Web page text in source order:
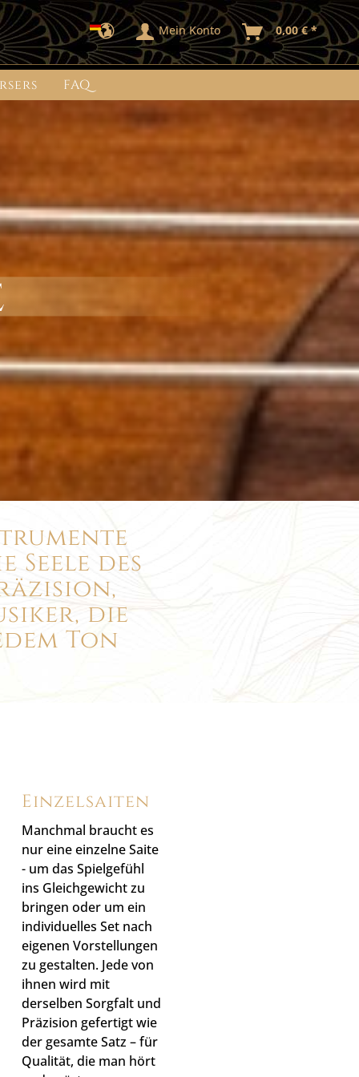
Mein Konto 0,00 € *
FAQ
des
die
Ton
Einzelsaiten
Manchmal braucht es
nur eine einzelne Saite
- um das Spielgefühl
ins Gleichgewicht zu
bringen oder um ein
individuelles Set nach
eigenen Vorstellungen
zu gestalten. Jede von
ihnen wird mit
derselben Sorgfalt und
Präzision gefertigt wie
der gesamte Satz – für
Qualität, die man hört